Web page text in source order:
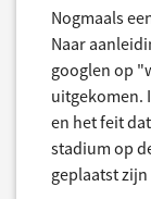
Nogmaals
Naar
googlen op
uitgekomen.
en het feit
stadium op
geplaatst